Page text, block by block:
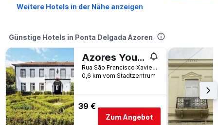
Weitere Hotels in der Nähe anzeigen
Günstige Hotels in Ponta Delgada Azoren
Azores Youth Hostels São Miguel
Rua São Francisco Xavier, Ponta Delgada Azoren, Azoren, Portugal
0,6 km vom Stadtzentrum
39 €
Zum Angebot